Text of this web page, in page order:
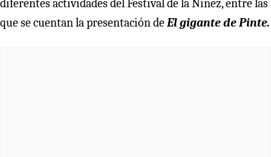
diferentes actividades del Festival de la Niñez, entre las
que se cuentan la presentación deEl gigante de Pinte.